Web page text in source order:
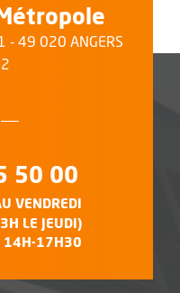
- 49 020 ANGERS
Suivez-nous
, Ouvre une
:
50 00
VENDREDI
LE JEUDI)
14H-17H30